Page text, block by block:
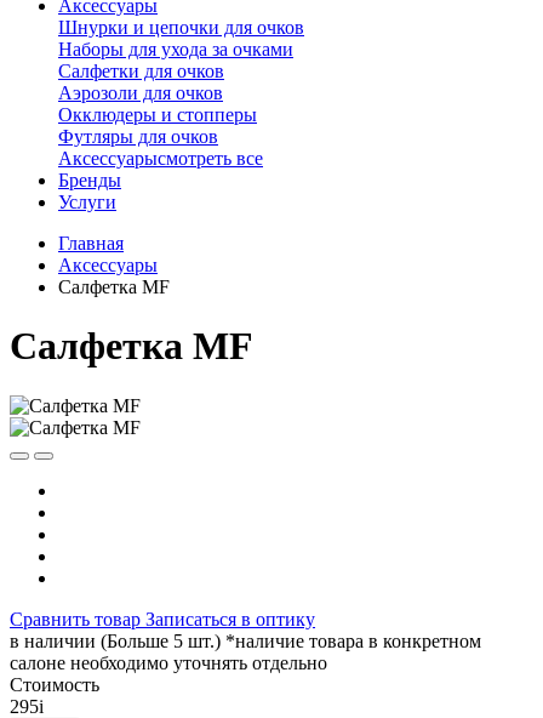
Аксессуары
Шнурки и цепочки для очков
Наборы для ухода за очками
Салфетки для очков
Аэрозоли для очков
Окклюдеры и стопперы
Футляры для очков
Аксессуарысмотреть все
Бренды
Услуги
Главная
Аксессуары
Салфетка MF
Салфетка MF
Сравнить товар Записаться в оптику
в наличии (Больше 5 шт.) *наличие товара в конкретном
салоне необходимо уточнять отдельно
Стоимость
295i